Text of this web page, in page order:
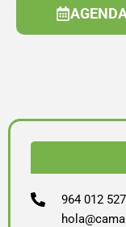
964 012 527